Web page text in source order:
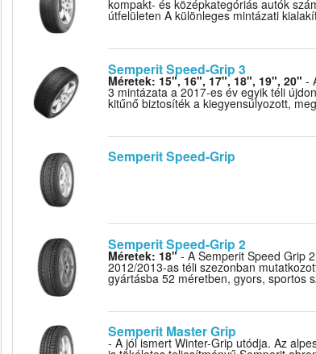
kompakt- és középkategóriás autók
útfelületen A különleges mintázati
Semperit Speed-Grip 3
Méretek: 15", 16", 17", 18", 19", 20" -
3 mintázata a 2017-es év egyik téli
kitűnő biztosíték a kiegyensúlyozott,
Semperit Speed-Grip
Semperit Speed-Grip 2
Méretek: 18"- A Semperit Speed Grip
2012/2013-as téli szezonban
gyártásba 52 méretben, gyors, sportos
Semperit Master Grip
- A jól ismert Winter-Grip utódja. Az